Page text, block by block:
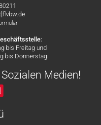
bis Freitag und
bis Donnerstag
Medien!